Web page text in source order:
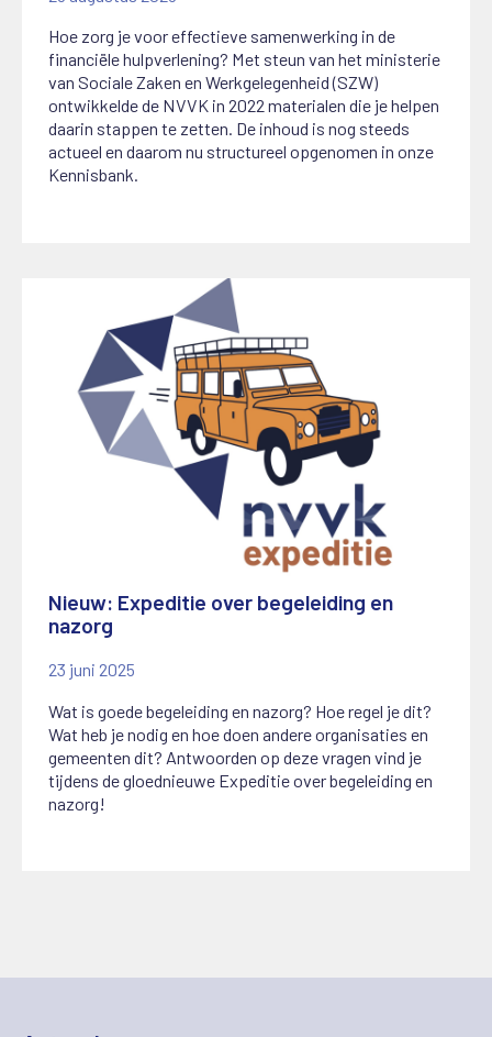
Hoe zorg je voor effectieve samenwerking in de
financiële hulpverlening? Met steun van het ministerie
van Sociale Zaken en Werkgelegenheid (SZW)
ontwikkelde de NVVK in 2022 materialen die je helpen
daarin stappen te zetten. De inhoud is nog steeds
actueel en daarom nu structureel opgenomen in onze
Kennisbank.
Nieuw: Expeditie over begeleiding en
nazorg
23 juni 2025
Wat is goede begeleiding en nazorg? Hoe regel je dit?
Wat heb je nodig en hoe doen andere organisaties en
gemeenten dit? Antwoorden op deze vragen vind je
tijdens de gloednieuwe Expeditie over begeleiding en
nazorg!